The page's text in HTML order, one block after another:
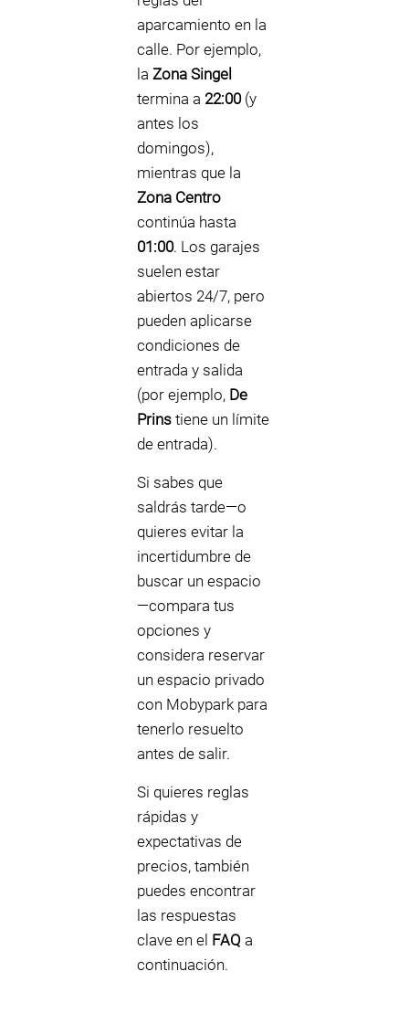
aparcamiento en la
calle. Por ejemplo,
la Zona Singel
termina a 22:00(y
antes los
domingos),
mientras que la
Zona Centro
continúa hasta
01:00. Los garajes
suelen estar
abiertos 24/7, pero
pueden aplicarse
condiciones de
entrada y salida
(por ejemplo, De
Prins tiene un límite
de entrada).
Si sabes que
saldrás tarde—o
quieres evitar la
incertidumbre de
buscar un espacio
—compara tus
opciones y
considera reservar
un espacio privado
con Mobypark para
tenerlo resuelto
antes de salir.
Si quieres reglas
rápidas y
expectativas de
precios, también
puedes encontrar
las respuestas
clave en el FAQ a
continuación.